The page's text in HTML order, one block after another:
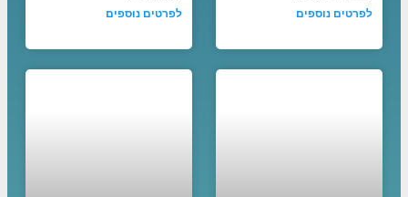
לפרטים נוספים לפרטים נוספים